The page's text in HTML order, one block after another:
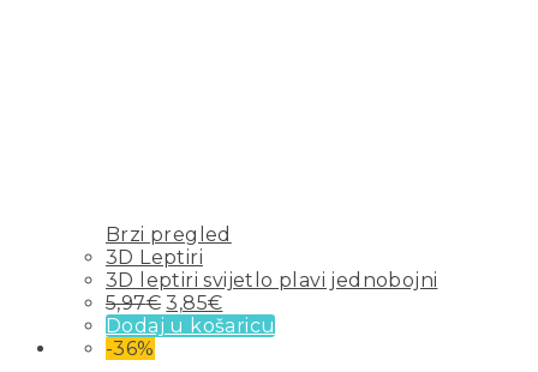
Brzi pregled
3D Leptiri
3D leptiri svijetlo plavi jednobojni
5,97€ 3,85€
Dodaj u košaricu
-36%